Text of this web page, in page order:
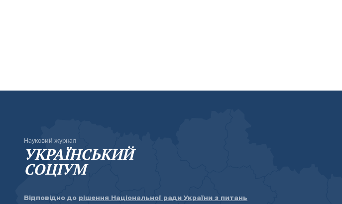
Науковий журнал
УКРАЇНСЬКИЙ
СОЦІУМ
Відповідно до рішення Національної ради України з питань